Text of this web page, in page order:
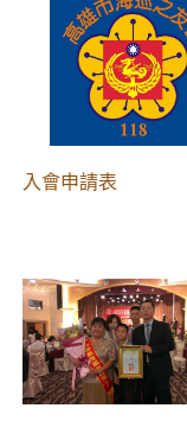
入會申請表